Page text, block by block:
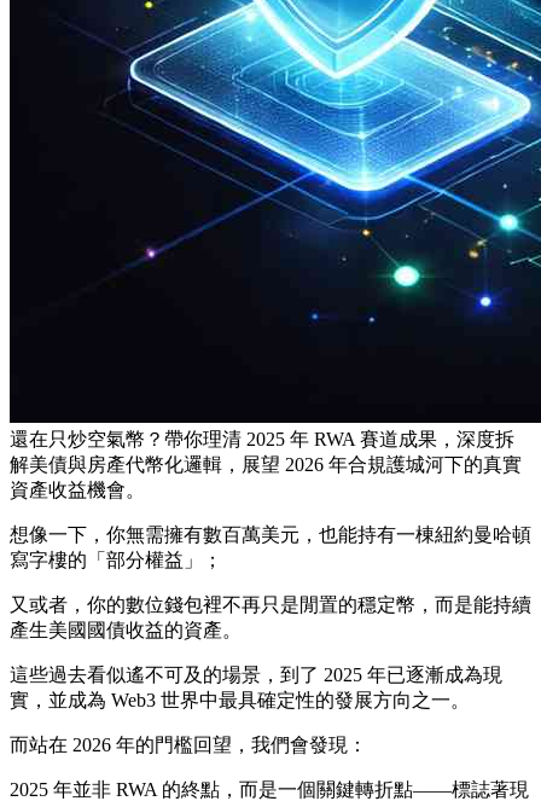
還在只炒空氣幣？帶你理清 2025 年 RWA 賽道成果，深度拆
解美債與房產代幣化邏輯，展望 2026 年合規護城河下的真實
資產收益機會。
想像一下，你無需擁有數百萬美元，也能持有一棟紐約曼哈頓
寫字樓的「部分權益」；
又或者，你的數位錢包裡不再只是閒置的穩定幣，而是能持續
產生美國國債收益的資產。
這些過去看似遙不可及的場景，到了 2025 年已逐漸成為現
實 ，並成為 Web3 世界中最具確定性的發展方向之一。
而站在 2026 年的門檻回望 ，我們會發現：
2025 年並非 RWA 的終點，而是一個關鍵轉折點——標誌著現